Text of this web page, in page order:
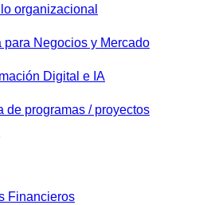
organizacional
para Negocios y Mercado
Digital e IA
de programas / proyectos
Financieros